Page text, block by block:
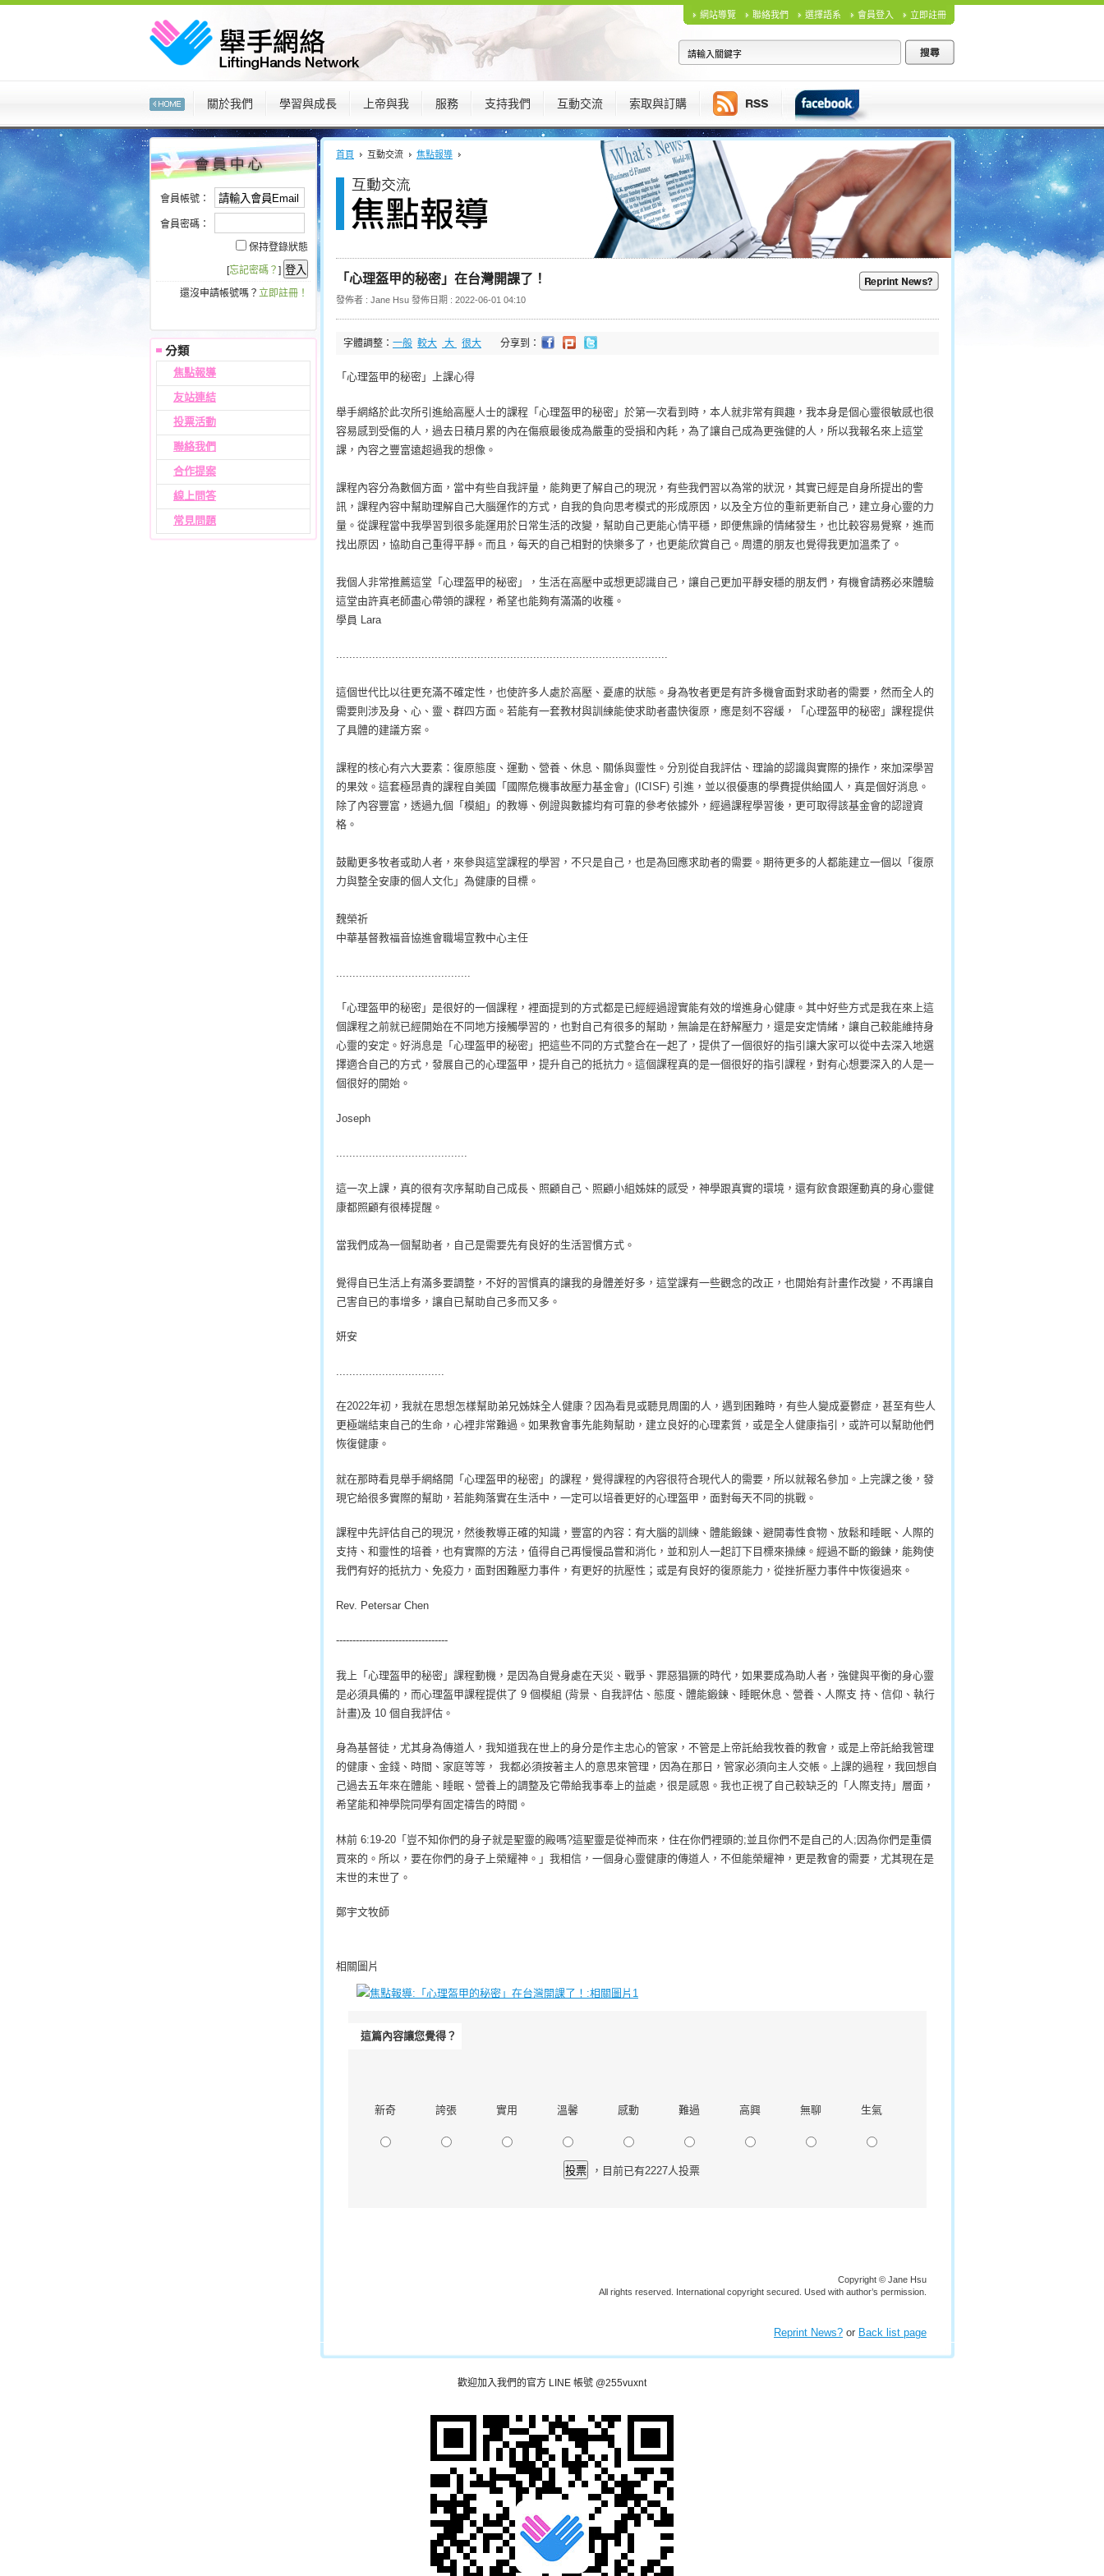
網站導覽 聯絡我們 選擇語系 會員登入 立即註冊
關於我們 學習與成長 上帝與我 服務 支持我們 互動交流 索取與訂購
:::
會員帳號：
會員密碼：
保持登錄狀態
[忘記密碼？ ]
還沒申請帳號嗎？ 立即註冊！
焦點報導
友站連結
投票活動
聯絡我們
合作提案
線上問答
常見問題
:::
首頁 互動交流 焦點報導
「心理盔甲的秘密」在台灣開課了！
發佈者 : Jane Hsu 發佈日期 : 2022-06-01 04:10
字體調整： 一般 較大 大 很大 分享到：
「心理盔甲的秘密」上課心得
舉手網絡於此次所引進給高壓人士的課程「心理盔甲的秘密」於第一次看到時，本人就非常有興趣，我本身是個心靈很敏感也很
容易感到受傷的人，過去日積月累的內在傷痕最後成為嚴重的受損和內耗，為了讓自己成為更強健的人，所以我報名來上這堂
課，內容之豐富遠超過我的想像。
課程內容分為數個方面，當中有些自我評量，能夠更了解自己的現況，有些我們習以為常的狀況，其實已經是自身所提出的警
訊，課程內容中幫助理解自己大腦運作的方式，自我的負向思考模式的形成原因，以及全方位的重新更新自己，建立身心靈的力
量。從課程當中我學習到很多能運用於日常生活的改變，幫助自己更能心情平穩，即便焦躁的情緒發生，也比較容易覺察，進而
找出原因，協助自己重得平靜。而且，每天的自己相對的快樂多了，也更能欣賞自己。周遭的朋友也覺得我更加溫柔了。
我個人非常推薦這堂「心理盔甲的秘密」，生活在高壓中或想更認識自己，讓自己更加平靜安穩的朋友們，有機會請務必來體驗
這堂由許真老師盡心帶領的課程，希望也能夠有滿滿的收穫。
學員 Lara
.....................................................................................................
這個世代比以往更充滿不確定性，也使許多人處於高壓、憂慮的狀態。身為牧者更是有許多機會面對求助者的需要，然而全人的
需要則涉及身、心、靈、群四方面。若能有一套教材與訓練能使求助者盡快復原，應是刻不容緩，「心理盔甲的秘密」課程提供
了具體的建議方案。
課程的核心有六大要素：復原態度、運動、營養、休息、關係與靈性。分別從自我評估、理論的認識與實際的操作，來加深學習
的果效。這套極昂貴的課程自美國「國際危機事故壓力基金會」(ICISF) 引進，並以很優惠的學費提供給國人，真是個好消息。
除了內容豐富，透過九個「模組」的教導、例證與數據均有可靠的參考依據外，經過課程學習後，更可取得該基金會的認證資
格。
鼓勵更多牧者或助人者，來參與這堂課程的學習，不只是自己，也是為回應求助者的需要。期待更多的人都能建立一個以「復原
力與整全安康的個人文化」為健康的目標。
魏榮祈
中華基督教福音協進會職場宣教中心主任
「心理盔甲的秘密」是很好的一個課程，裡面提到的方式都是已經經過證實能有效的增進身心健康。其中好些方式是我在來上這
個課程之前就已經開始在不同地方接觸學習的，也對自己有很多的幫助，無論是在舒解壓力，還是安定情緒，讓自己較能維持身
心靈的安定。好消息是「心理盔甲的秘密」把這些不同的方式整合在一起了，提供了一個很好的指引讓大家可以從中去深入地選
擇適合自己的方式，發展自己的心理盔甲，提升自己的抵抗力。這個課程真的是一個很好的指引課程，對有心想要深入的人是一
個很好的開始。
Joseph
........................................
這一次上課，真的很有次序幫助自己成長、照顧自己、照顧小組姊妹的感受，神學跟真實的環境，還有飲食跟運動真的身心靈健
康都照顧有很棒提醒。
當我們成為一個幫助者，自己是需要先有良好的生活習慣方式。
覺得自已生活上有滿多要調整，不好的習慣真的讓我的身體差好多，這堂課有一些觀念的改正，也開始有計畫作改變，不再讓自
己害自已的事增多，讓自已幫助自己多而又多。
妍安
在2022年初，我就在思想怎樣幫助弟兄姊妹全人健康？因為看見或聽見周圍的人，遇到困難時，有些人變成憂鬱症，甚至有些人
更極端結束自己的生命，心裡非常難過。如果教會事先能夠幫助，建立良好的心理素質，或是全人健康指引，或許可以幫助他們
恢復健康。
就在那時看見舉手網絡開「心理盔甲的秘密」的課程，覺得課程的內容很符合現代人的需要，所以就報名參加。上完課之後，發
現它給很多實際的幫助，若能夠落實在生活中，一定可以培養更好的心理盔甲，面對每天不同的挑戰。
課程中先評估自己的現況，然後教導正確的知識，豐富的內容：有大腦的訓練、體能鍛鍊、避開毒性食物、放鬆和睡眠、人際的
支持、和靈性的培養，也有實際的方法，值得自己再慢慢品嘗和消化，並和別人一起訂下目標來操練。經過不斷的鍛鍊，能夠使
我們有好的抵抗力、免疫力，面對困難壓力事件，有更好的抗壓性；或是有良好的復原能力，從挫折壓力事件中恢復過來。
Rev. Petersar Chen
----------------------------------
我上「心理盔甲的秘密」課程動機，是因為自覺身處在天災、戰爭、罪惡猖獗的時代，如果要成為助人者，強健與平衡的身心靈
是必須具備的，而心理盔甲課程提供了 9 個模組 (背景、自我評估、態度、體能鍛鍊、睡眠休息、營養、人際支 持、信仰、執行
計畫)及 10 個自我評估。
身為基督徒，尤其身為傳道人，我知道我在世上的身分是作主忠心的管家，不管是上帝託給我牧養的教會，或是上帝託給我管理
的健康、金錢、時間、家庭等等， 我都必須按著主人的意思來管理，因為在那日，管家必須向主人交帳。上課的過程，我回想自
己過去五年來在體能、睡眠、營養上的調整及它帶給我事奉上的益處，很是感恩。我也正視了自己較缺乏的「人際支持」層面，
希望能和神學院同學有固定禱告的時間。
林前 6:19-20「豈不知你們的身子就是聖靈的殿嗎?這聖靈是從神而來，住在你們裡頭的;並且你們不是自己的人;因為你們是重價
買來的。所以，要在你們的身子上榮耀神。」我相信，一個身心靈健康的傳道人，不但能榮耀神，更是教會的需要，尤其現在是
末世的末世了。
鄭宇文牧師
相關圖片
這篇內容讓您覺得？
新奇 誇張 實用 溫馨 感動 難過 高興 無聊 生氣
，目前已有2227人投票
Copyright © Jane Hsu
All rights reserved. International copyright secured. Used with author’s permission.
Reprint News? or Back list page
歡迎加入我們的官方 LINE 帳號 @255vuxnt